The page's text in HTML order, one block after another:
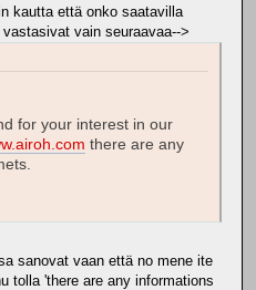
kautta että onko saatavilla
vain seuraavaa-->
for your interest in our
there are any
sanovat vaan että no mene ite
tolla 'there are any informations